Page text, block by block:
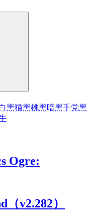
黑猫黑桃黑暗黑手党黑
Ogre:
v2.282）